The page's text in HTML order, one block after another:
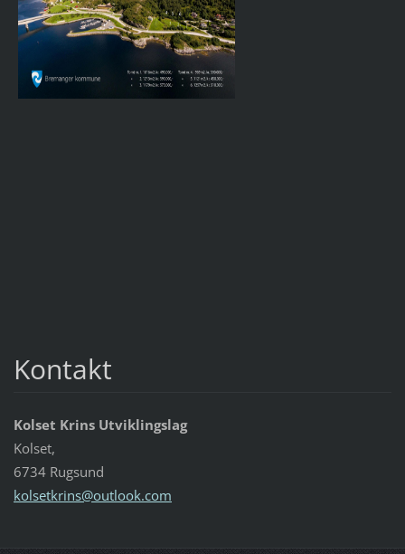
Kontakt
Kolset Krins Utviklingslag
Kolset,
6734 Rugsund
kolsetkrins@outlook.com